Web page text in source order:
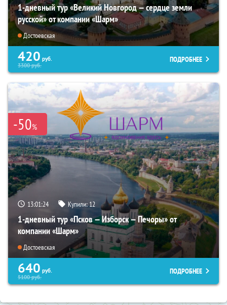
1-дневный тур «Великий Новгород — сердце земли
русской» от компании «Шарм»
Достоевская
420 руб.
3300руб.
ПОДРОБНЕЕ
-50%
13:01:22 Купили:12
1-дневный тур «Псков — Изборск — Печоры» от
компании «Шарм»
Достоевская
640 руб.
5100руб.
ПОДРОБНЕЕ